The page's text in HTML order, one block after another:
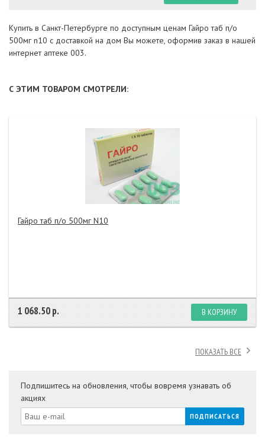
Купить в Санкт-Петербурге по доступным ценам Гайро таб п/о
500мг n10 с доставкой на дом Вы можете, оформив заказ в нашей
интернет аптеке 003.
С ЭТИМ ТОВАРОМ СМОТРЕЛИ:
Гайро таб п/о 500мг N10
1 068.50 р. В КОРЗИНУ
ПОКАЗАТЬ ВСЕ
Подпишитесь на обновления, чтобы вовремя узнавать об
акциях